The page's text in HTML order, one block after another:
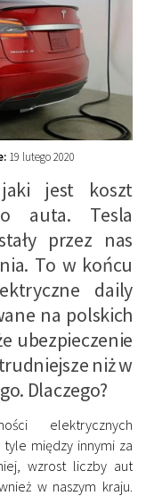
19 lutego 2020
jaki jest koszt
auta. Tesla
przez nas
To w końcu
daily
na polskich
ubezpieczenie
niż w
Dlaczego?
elektrycznych
między innymi za
wzrost liczby aut
w naszym kraju.